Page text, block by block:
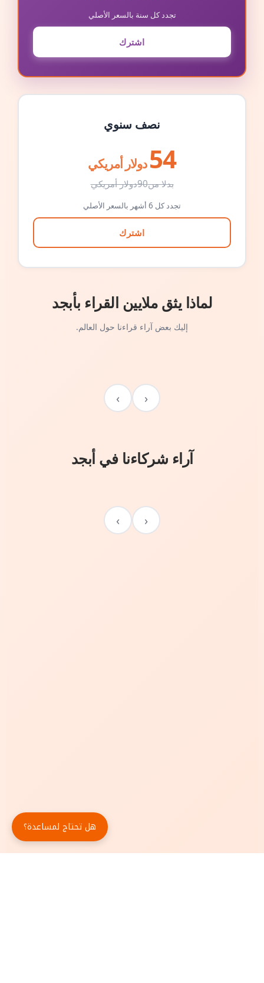
تجدد كل سنة بالسعر الأصلي
اشترك
نصف سنوي
54 دولار أمريكي
بدلا من90دولار أمريكي
تجدد كل 6 أشهر بالسعر الأصلي
اشترك
لماذا يثق ملايين القراء بأبجد
إليك بعض آراء قراءنا حول العالم.
‹
›
آراء شركاءنا في أبجد
‹
›
هل تحتاج لمساعدة؟